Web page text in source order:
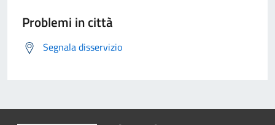
Problemi in città
Segnala disservizio